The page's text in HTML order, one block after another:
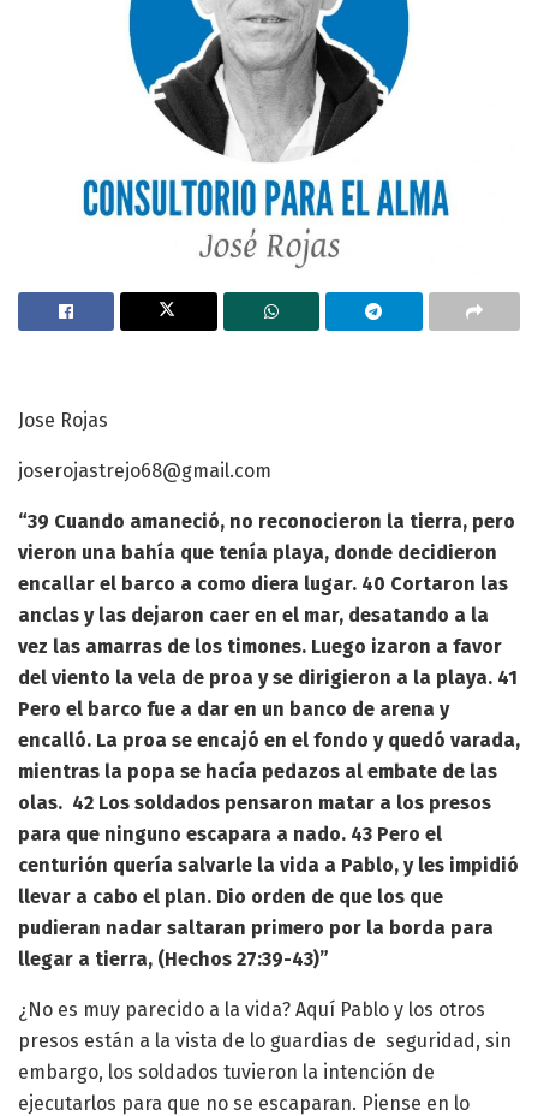
Jose Rojas
joserojastrejo68@gmail.com
“39 Cuando amaneció, no reconocieron la tierra, pero
vieron una bahía que tenía playa, donde decidieron
encallar el barco a como diera lugar. 40 Cortaron las
anclas y las dejaron caer en el mar, desatando a la
vez las amarras de los timones. Luego izaron a favor
del viento la vela de proa y se dirigieron a la playa. 41
Pero el barco fue a dar en un banco de arena y
encalló. La proa se encajó en el fondo y quedó varada,
mientras la popa se hacía pedazos al embate de las
olas. 42 Los soldados pensaron matar a los presos
para que ninguno escapara a nado. 43 Pero el
centurión quería salvarle la vida a Pablo, y les impidió
llevar a cabo el plan. Dio orden de que los que
pudieran nadar saltaran primero por la borda para
llegar a tierra, (Hechos 27:39-43)”
¿No es muy parecido a la vida? Aquí Pablo y los otros
presos están a la vista de lo guardias de seguridad, sin
embargo, los soldados tuvieron la intención de
ejecutarlos para que no se escaparan. Piense en lo